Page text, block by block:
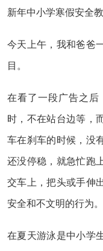
新年中小学寒假安全
今天上午，我和爸爸
目。
在看了一段广告之后
时，不在站台边等，
车在刹车的时候，没
还没停稳，就急忙跑
交车上，把头或手伸
安全和不文明的行为。
在夏天游泳是中小学